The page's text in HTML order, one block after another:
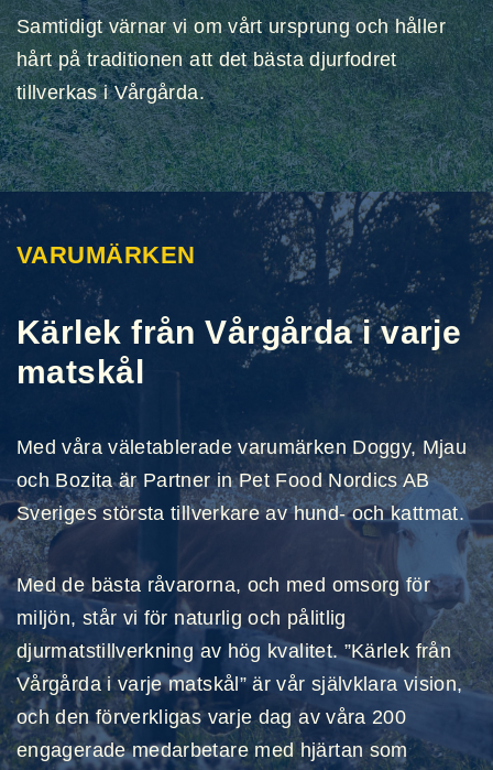
Samtidigt värnar vi om vårt ursprung och håller
hårt på traditionen att det bästa djurfodret
tillverkas i Vårgårda.
VARUMÄRKEN
Kärlek från Vårgårda i varje
matskål
Med våra väletablerade varumärken Doggy, Mjau
och Bozita är Partner in Pet Food Nordics AB
Sveriges största tillverkare av hund- och kattmat.
Med de bästa råvarorna, och med omsorg för
miljön, står vi för naturlig och pålitlig
djurmatstillverkning av hög kvalitet. ”Kärlek från
Vårgårda i varje matskål” är vår självklara vision,
och den förverkligas varje dag av våra 200
engagerade medarbetare med hjärtan som